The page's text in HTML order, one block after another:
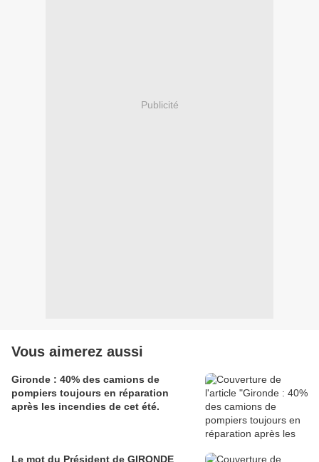
Publicité
Vous aimerez aussi
Gironde : 40% des camions de
pompiers toujours en réparation
après les incendies de cet été.
Le mot du Président de GIRONDE